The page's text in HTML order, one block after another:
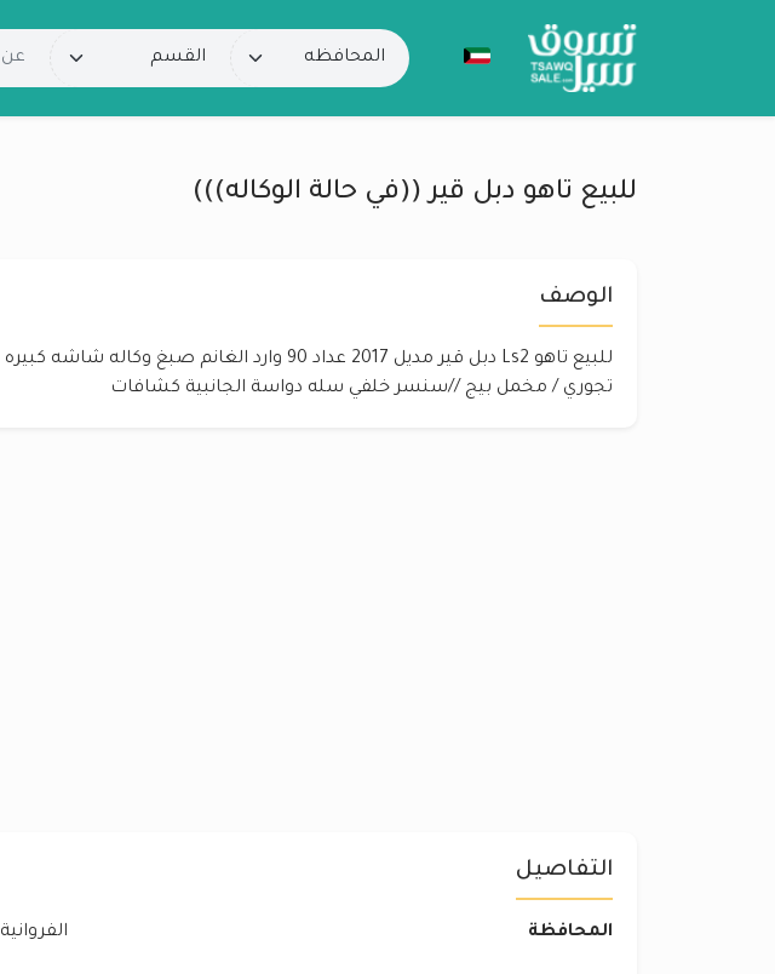
للبيع تاهو دبل قير ((في حالة الوكاله)))
الوصف
للبيع تاهو Ls2 دبل قير مديل 2017 عداد 90 وارد الغانم صبغ وكاله شاشه كبيره
تجوري / مخمل بيج //سنسر خلفي سله دواسة الجانبية كشافات
التفاصيل
المحافظة الفروانية